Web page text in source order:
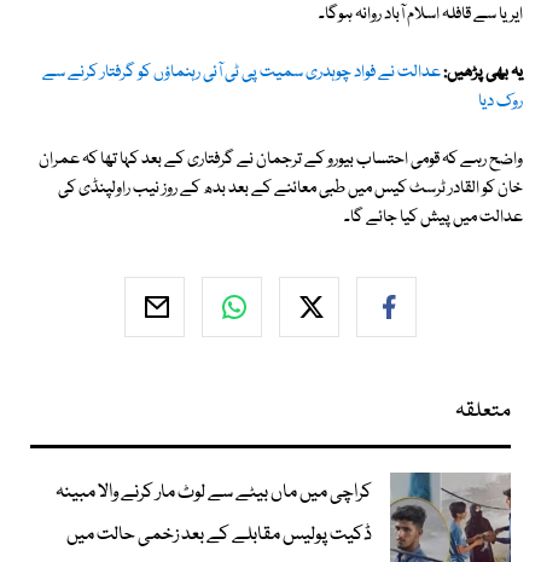
ایریا سے قافلہ اسلام آباد روانہ ہوگا۔
یہ بھی پڑھیں:عدالت نے فواد چوہدری سمیت پی ٹی آئی رہنماؤں کو گرفتار کرنے سے
روک دیا
واضح رہے کہ قومی احتساب بیورو کے ترجمان نے گرفتاری کے بعد کہا تھا کہ عمران
خان کو القادر ٹرسٹ کیس میں طبی معائنے کے بعد بدھ کے روز نیب راولپنڈی کی
عدالت میں پیش کیا جائے گا۔
متعلقہ
کراچی میں ماں بیٹے سے لوٹ مار کرنے والا مبینہ
ڈکیت پولیس مقابلے کے بعد زخمی حالت میں